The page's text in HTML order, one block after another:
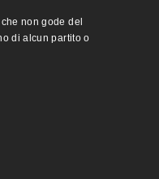
non gode del
di alcun partito o